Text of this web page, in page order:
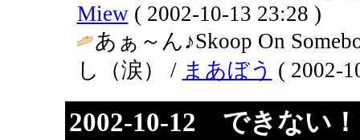
Miew( 2002-10-13 23:28 )
あぁ～ん♪Skoop On
し（涙） / まあぼう ( 2002-
2002-10-12 できない！